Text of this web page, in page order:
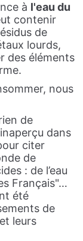
à l'eau du
contenir
de
lourds,
des éléments
nous
de
dans
citer
de
: de l’eau
Français"…
été
de
leurs